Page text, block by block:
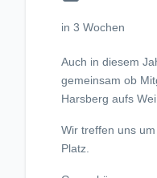
in 3 Wochen
Auch in diesem
gemeinsam ob
Harsberg aufs
Wir treffen uns
Platz.